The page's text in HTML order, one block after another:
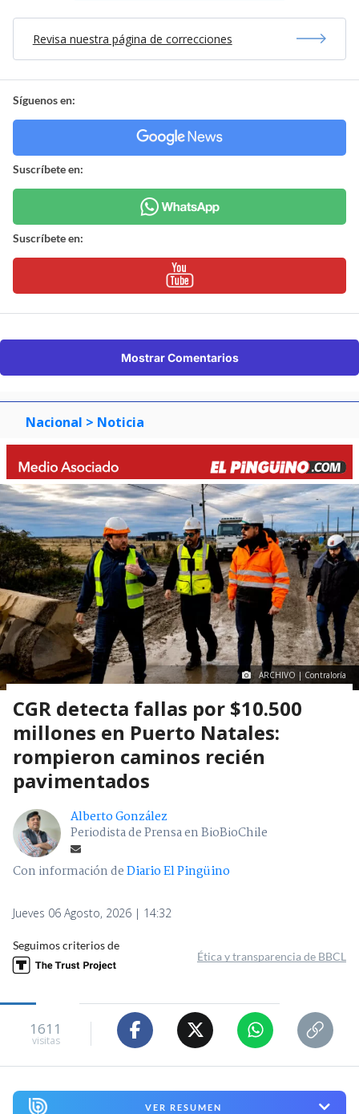
Revisa nuestra página de correcciones
Síguenos en:
Suscríbete en:
Suscríbete en:
Mostrar Comentarios
Nacional > Noticia
ARCHIVO | Contraloría
CGR detecta fallas por $10.500
millones en Puerto Natales:
rompieron caminos recién
pavimentados
Alberto González
Periodista de Prensa en BioBioChile
Con información deDiario El Pingüino
Jueves 06 Agosto, 2026 | 14:32
Seguimos criterios de
Ética y transparencia de BBCL
1611
visitas
VER RESUMEN